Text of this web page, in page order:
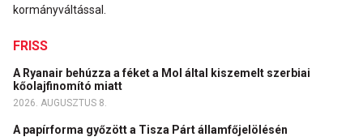
kormányváltással.
FRISS
A Ryanair behúzza a féket a Mol által kiszemelt szerbiai
kőolajfinomító miatt
2026. AUGUSZTUS 8.
A papírforma győzött a Tisza Párt államfőjelölésén